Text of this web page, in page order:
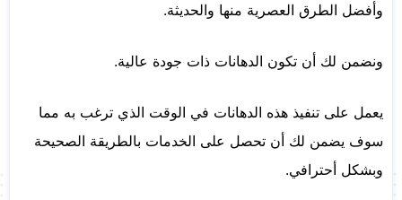
وأفضل الطرق العصرية منها والحديثة.
ونضمن لك أن تكون الدهانات ذات جودة عالية.
يعمل على تنفيذ هذه الدهانات في الوقت الذي ترغب به مما
سوف يضمن لك أن تحصل على الخدمات بالطريقة الصحيحة
وبشكل أحترافي.